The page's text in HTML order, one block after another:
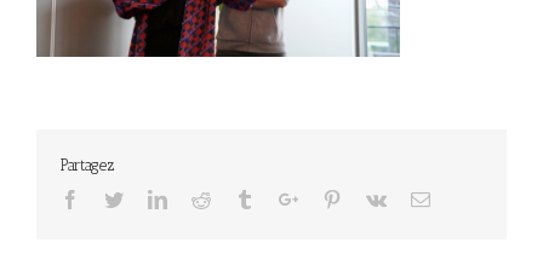
Partagez
Facebook
TwitterLinkedinReddit TumblrGoogle+Pinterest
Vk Email